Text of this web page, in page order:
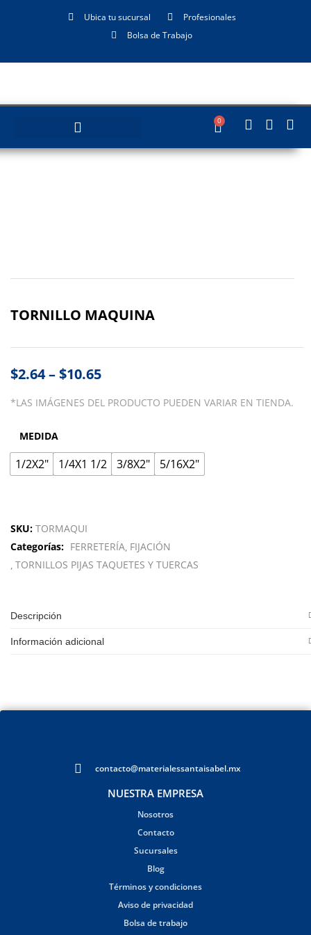
Ubica tu sucursal
Profesionales
Bolsa de Trabajo
0
TORNILLO MAQUINA
$2.64–$10.65
*LAS IMÁGENES DEL PRODUCTO PUEDEN VARIAR EN TIENDA.
MEDIDA
1/2X2" 1/4X1 1/2 3/8X2" 5/16X2"
SKU: TORMAQUI
Categorías: FERRETERÍA FIJACIÓN
TORNILLOS PIJAS TAQUETES Y TUERCAS
Descripción
Información adicional
contacto@materialessantaisabel.mx
NUESTRA EMPRESA
Nosotros
Contacto
Sucursales
Blog
Términos y condiciones
Aviso de privacidad
Bolsa de trabajo